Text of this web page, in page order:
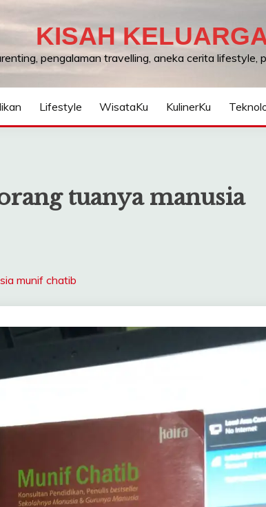
KISAH
pengalaman travelling, aneka cerita
Lifestyle WisataKu KulinerKu
tuanya manusia
munif chatib